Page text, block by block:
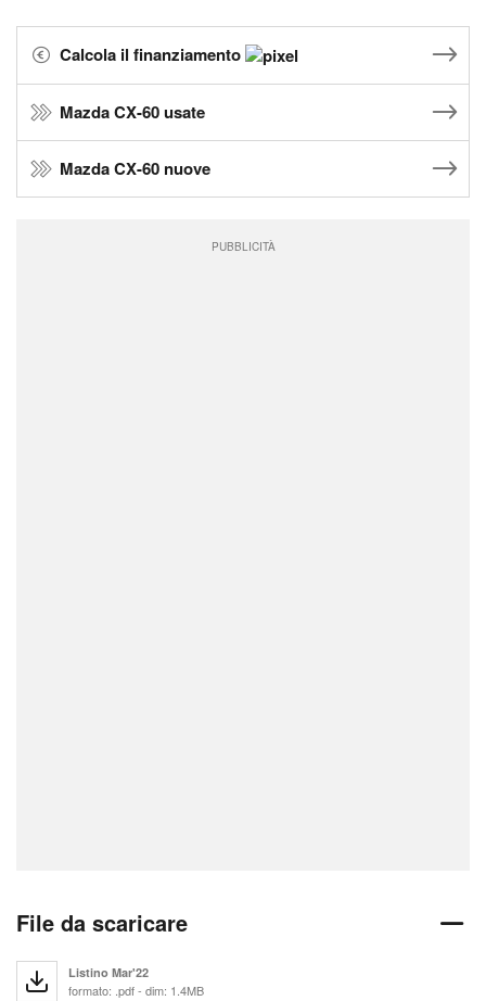
Calcola il finanziamento
Mazda CX-60 usate
Mazda CX-60 nuove
PUBBLICITÀ
File da scaricare
Listino Mar'22
formato: .pdf - dim: 1.4MB